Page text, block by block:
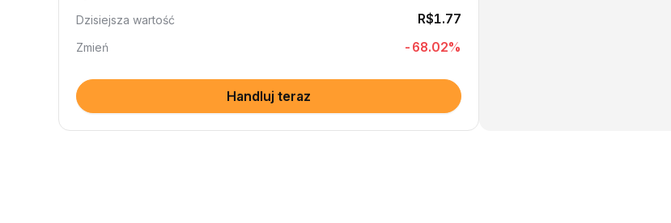
Dzisiejsza wartość R$1.77
Zmień -68.02%
Handluj teraz